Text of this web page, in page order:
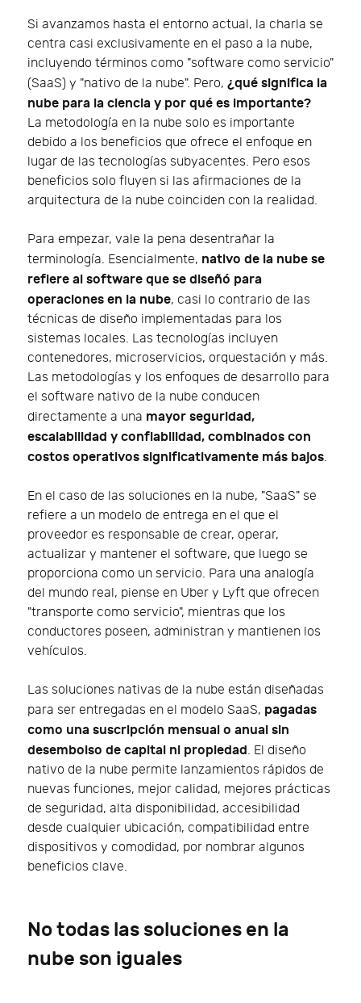
Si avanzamos hasta el entorno actual, la charla se
centra casi exclusivamente en el paso a la nube,
incluyendo términos como "software como servicio"
(SaaS) y "nativo de la nube". Pero, ¿qué significa la
nube para la ciencia y por qué es importante?
La metodología en la nube solo es importante
debido a los beneficios que ofrece el enfoque en
lugar de las tecnologías subyacentes. Pero esos
beneficios solo fluyen si las afirmaciones de la
arquitectura de la nube coinciden con la realidad.
Para empezar, vale la pena desentrañar la
terminología. Esencialmente, nativo de la nube se
refiere al software que se diseñó para
operaciones en la nube, casi lo contrario de las
técnicas de diseño implementadas para los
sistemas locales. Las tecnologías incluyen
contenedores, microservicios, orquestación y más.
Las metodologías y los enfoques de desarrollo para
el software nativo de la nube conducen
directamente a una mayor seguridad,
escalabilidad y confiabilidad, combinados con
costos operativos significativamente más bajos.
En el caso de las soluciones en la nube, "SaaS" se
refiere a un modelo de entrega en el que el
proveedor es responsable de crear, operar,
actualizar y mantener el software, que luego se
proporciona como un servicio. Para una analogía
del mundo real, piense en Uber y Lyft que ofrecen
"transporte como servicio", mientras que los
conductores poseen, administran y mantienen los
vehículos.
Las soluciones nativas de la nube están diseñadas
para ser entregadas en el modelo SaaS, pagadas
como una suscripción mensual o anual sin
desembolso de capital ni propiedad. El diseño
nativo de la nube permite lanzamientos rápidos de
nuevas funciones, mejor calidad, mejores prácticas
de seguridad, alta disponibilidad, accesibilidad
desde cualquier ubicación, compatibilidad entre
dispositivos y comodidad, por nombrar algunos
beneficios clave.
No todas las soluciones en la
nube son iguales